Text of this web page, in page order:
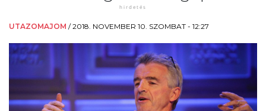
UTAZOMAJOM /2018. NOVEMBER 10. SZOMBAT - 12:27